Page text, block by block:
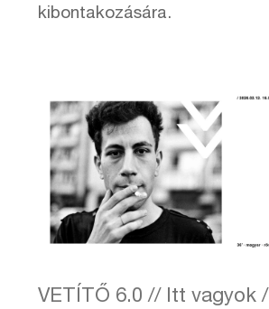
kibontakozására.
VETÍTŐ 6.0 // Itt vagyok /